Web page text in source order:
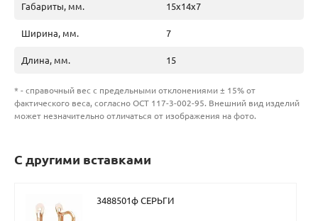
Габариты, мм. 15х14х7
Ширина, мм. 7
Длина, мм. 15
* - справочный вес с предельными отклонениями ± 15% от
фактического веса, согласно ОСТ 117-3-002-95. Внешний вид изделий
может незначительно отличаться от изображения на фото.
С другими вставками
3488501ф СЕРЬГИ